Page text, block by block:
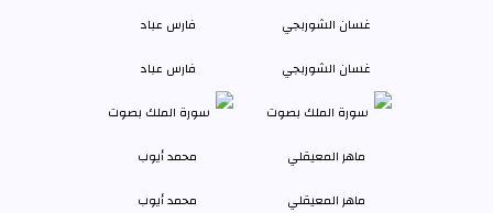
غسان الشوربجي فارس عباد
ماهر المعيقلي محمد أيوب